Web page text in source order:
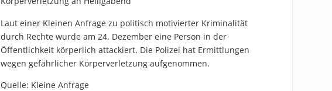
Laut einer Kleinen Anfrage zu politisch motivierter Kriminalität
durch Rechte wurde am 24. Dezember eine Person in der
Öffentlichkeit körperlich attackiert. Die Polizei hat Ermittlungen
wegen gefährlicher Körperverletzung aufgenommen.
Quelle: Kleine Anfrage